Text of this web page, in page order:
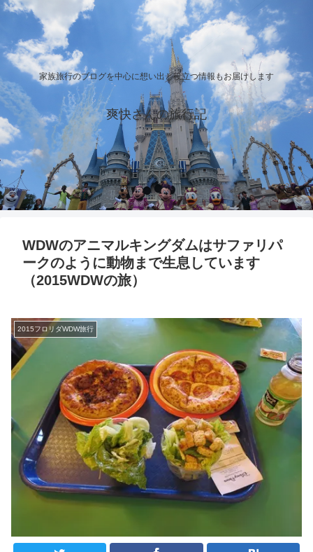
家族旅行のブログを中心に想い出と役立つ情報もお届けします
爽快さんの旅行記
WDWのアニマルキングダムはサファリパ
ークのように動物まで生息しています
（2015WDWの旅）
2015フロリダWDW旅行